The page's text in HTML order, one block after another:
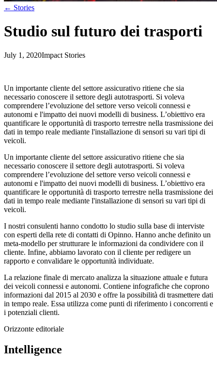
← Stories
Studio sul futuro dei trasporti
July 1, 2020Impact Stories
Un importante cliente del settore assicurativo ritiene che sia
necessario conoscere il settore degli autotrasporti. Si voleva
comprendere l’evoluzione del settore verso veicoli connessi e
autonomi e l'impatto dei nuovi modelli di business. L’obiettivo era
quantificare le opportunità di trasporto terrestre nella trasmissione dei
dati in tempo reale mediante l'installazione di sensori su vari tipi di
veicoli.
Un importante cliente del settore assicurativo ritiene che sia
necessario conoscere il settore degli autotrasporti. Si voleva
comprendere l’evoluzione del settore verso veicoli connessi e
autonomi e l'impatto dei nuovi modelli di business. L’obiettivo era
quantificare le opportunità di trasporto terrestre nella trasmissione dei
dati in tempo reale mediante l'installazione di sensori su vari tipi di
veicoli.
I nostri consulenti hanno condotto lo studio sulla base di interviste
con esperti della rete di contatti di Opinno. Hanno anche definito un
meta-modello per strutturare le informazioni da condividere con il
cliente. Infine, abbiamo lavorato con il cliente per redigere un
rapporto e convalidare le opportunità individuate.
La relazione finale di mercato analizza la situazione attuale e futura
dei veicoli connessi e autonomi. Contiene infografiche che coprono
informazioni dal 2015 al 2030 e offre la possibilità di trasmettere dati
in tempo reale. Essa utilizza come punti di riferimento i concorrenti e
i potenziali clienti.
Orizzonte editoriale
Intelligence